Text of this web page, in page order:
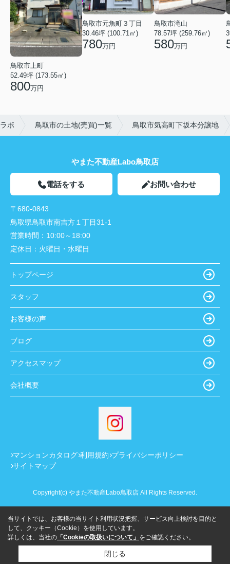
鳥取市上町
52.49坪 (173.55㎡)
800万円
鳥取市元魚町３丁目
30.46坪 (100.71㎡)
780万円
鳥取市滝山
78.57坪 (259.76㎡)
580万円
ボ 鳥取市の土地(売買)一覧 鳥取市気高町下坂本分譲地
やまた不動産Labo鳥取店
電話をする お問い合わせ
〒680-0843
鳥取県鳥取市南吉方１丁目31-1
営業時間： 10:00～18:00
定休日： 火曜日・水曜日
トップページ
スタッフ
お客様の声
ブログ
アクセスマップ
会社概要
マンションカタログ 利用規約 プライバシーポリシー
サイトマップ
Copyright(c) やまた不動産Labo鳥取店 All Rights Reserved.
当サイトでは、お客様の当サイト利用状況把握、サービス向上検討を目的と
して、クッキー（Cookie）を使用しています。
詳しくは、当社の 「Cookieの取扱いについて」 をご確認ください。
閉じる